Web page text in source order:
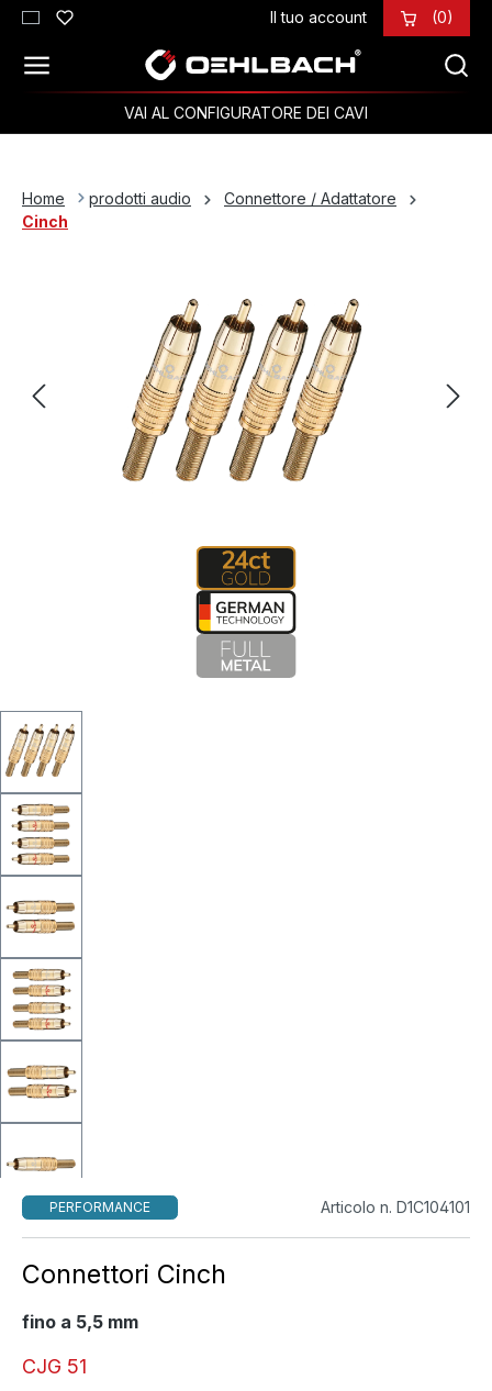
Passa al contenuto principale Il tuo account (0)
VAI AL CONFIGURATORE DEI CAVI
Home prodotti audio
Connettore / Adattatore
Cinch
PERFORMANCE Articolo n. D1C104101
Connettori Cinch
fino a 5,5 mm
CJG 51